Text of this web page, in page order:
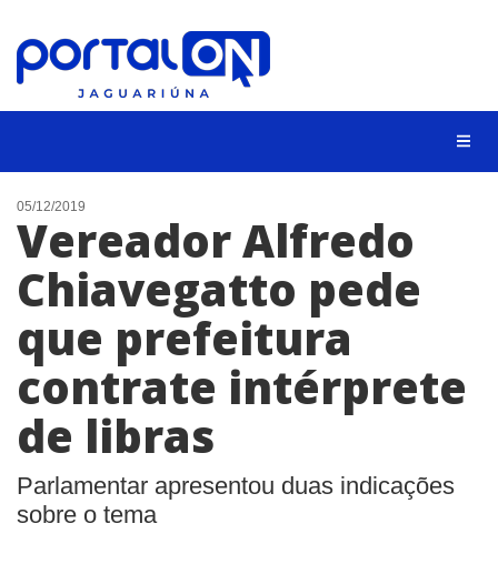
NOTÍCIAS
LISTA DIGITAL
CONTATO
BUSCAR
05/12/2019
Vereador Alfredo
Chiavegatto pede
que prefeitura
contrate intérprete
de libras
Parlamentar apresentou duas indicações
sobre o tema